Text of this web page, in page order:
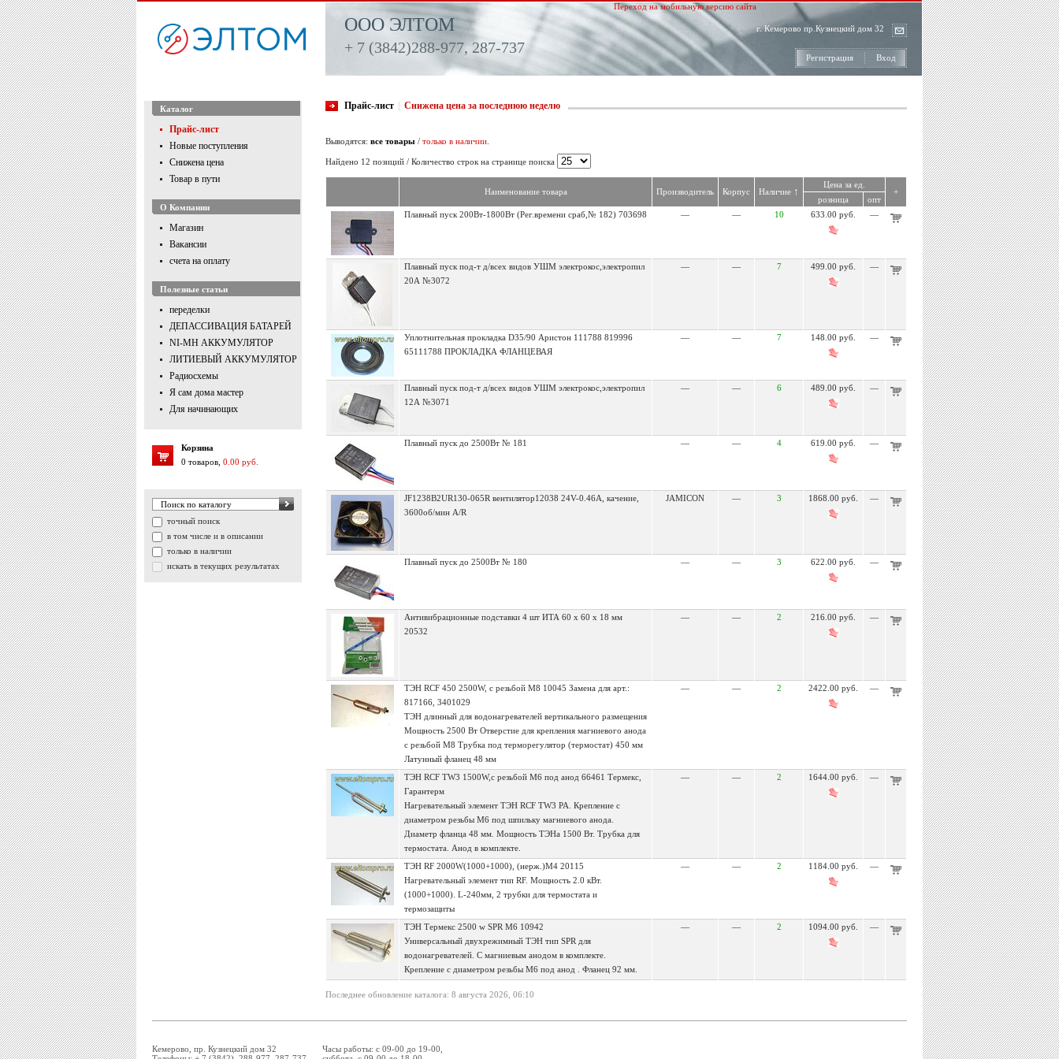
ООО ЭЛТОМ
+ 7 (3842)288-977, 287-737
Переход на мобильную версию сайта
г. Кемерово пр.Кузнецкий дом 32
Регистрация Вход
Каталог
Прайс-лист
Новые поступления
Снижена цена
Товар в пути
О Компании
Магазин
Вакансии
счета на оплату
Полезные статьи
переделки
ДЕПАССИВАЦИЯ БАТАРЕЙ
NI-MH АККУМУЛЯТОР
ЛИТИЕВЫЙ АККУМУЛЯТОР
Радиосхемы
Я сам дома мастер
Для начинающих
Корзина
0 товаров, 0.00 руб.
точный поиск
в том числе и в описании
только в наличии
искать в текущих результатах
Прайс-лист Снижена цена за последнюю неделю
Выводятся: все товары / только в наличии
Найдено 12 позиций / Количество строк на странице поиска
Наименование товара Производитель Корпус Наличие ↑
Цена за ед.
+
розница
опт
Плавный пуск 200Вт-1800Вт (Рег.времени сраб,№ 182) 703698
— — 10 633.00 руб. —
Плавный пуск под-т д/всех видов УШМ электрокос,электропил
20А №3072
— — 7 499.00 руб. —
Уплотнительная прокладка D35/90 Аристон 111788 819996
65111788 ПРОКЛАДКА ФЛАНЦЕВАЯ
— — 7 148.00 руб. —
Плавный пуск под-т д/всех видов УШМ электрокос,электропил
12А №3071
— — 6 489.00 руб. —
Плавный пуск до 2500Вт № 181 — — 4 619.00 руб. —
JF1238B2UR130-065R вентилятор12038 24V-0.46A, качение,
3600об/мин A/R
JAMICON — 3 1868.00 руб. —
Плавный пуск до 2500Вт № 180 — — 3 622.00 руб. —
Антивибрационные подставки 4 шт ИТА 60 х 60 х 18 мм
20532
— — 2 216.00 руб. —
ТЭН RCF 450 2500W, с резьбой M8 10045 Замена для арт.:
817166, 3401029
ТЭН длинный для водонагревателей вертикального размещения
Мощность 2500 Вт Отверстие для крепления магниевого анода
с резьбой М8 Трубка под терморегулятор (термостат) 450 мм
Латунный фланец 48 мм
— — 2 2422.00 руб. —
ТЭН RCF TW3 1500W,с резьбой M6 под анод 66461 Термекс,
Гарантерм
Нагревательный элемент ТЭН RCF TW3 PA. Крепление с
диаметром резьбы M6 под шпильку магниевого анода.
Диаметр фланца 48 мм. Мощность ТЭНа 1500 Вт. Трубка для
термостата. Анод в комплекте.
— — 2 1644.00 руб. —
ТЭН RF 2000W(1000+1000), (нерж.)M4 20115
Нагревательный элемент тип RF. Мощность 2.0 кВт.
(1000+1000). L-240мм, 2 трубки для термостата и
термозащиты
— — 2 1184.00 руб. —
ТЭН Термекс 2500 w SPR M6 10942
Универсальный двухрежимный ТЭН тип SPR для
водонагревателей. С магниевым анодом в комплекте.
Крепление с диаметром резьбы М6 под анод . Фланец 92 мм.
— — 2 1094.00 руб. —
Последнее обновление каталога: 8 августа 2026, 06:10
Кемерово, пр. Кузнецкий дом 32
Часы работы: с 09-00 до 19-00,